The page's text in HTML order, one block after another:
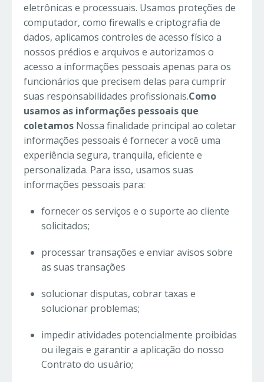
eletrônicas e processuais. Usamos proteções de
computador, como firewalls e criptografia de
dados, aplicamos controles de acesso físico a
nossos prédios e arquivos e autorizamos o
acesso a informações pessoais apenas para os
funcionários que precisem delas para cumprir
suas responsabilidades profissionais.Como
usamos as informações pessoais que
coletamos Nossa finalidade principal ao coletar
informações pessoais é fornecer a você uma
experiência segura, tranquila, eficiente e
personalizada. Para isso, usamos suas
informações pessoais para:
fornecer os serviços e o suporte ao cliente
solicitados;
processar transações e enviar avisos sobre
as suas transações
solucionar disputas, cobrar taxas e
solucionar problemas;
impedir atividades potencialmente proibidas
ou ilegais e garantir a aplicação do nosso
Contrato do usuário;